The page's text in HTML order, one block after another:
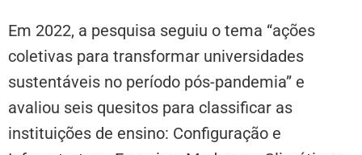
Em 2022, a pesquisa seguiu o tema “ações
coletivas para transformar universidades
sustentáveis no período pós-pandemia” e
avaliou seis quesitos para classificar as
instituições de ensino: Configuração e